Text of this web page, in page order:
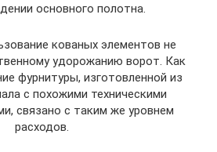
основного полотна.
кованых элементов не
удорожанию ворот. Как
фурнитуры, изготовленной из
с похожими техническими
связано с таким же уровнем
расходов.